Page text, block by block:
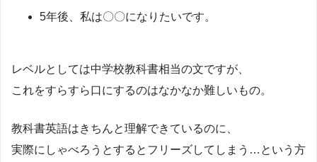
5年後、私は〇〇になりたいです。
レベルとしては中学校教科書相当の文ですが、
これをすらすら口にするのはなかなか難しいもの。
教科書英語はきちんと理解できているのに、
実際にしゃべろうとするとフリーズしてしまう…という方